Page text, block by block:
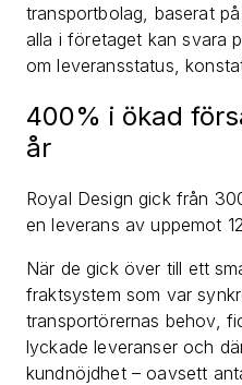
transportbolag, baserat
alla i företaget kan svara
om leveransstatus,
400% i ökad
år
Royal Design gick från
en leverans av uppemot
När de gick över till ett
fraktsystem som var
transportörernas behov,
lyckade leveranser och
kundnöjdhet – oavsett